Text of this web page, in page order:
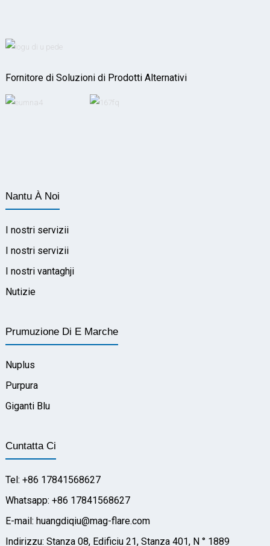
Fornitore di Soluzioni di Prodotti Alternativi
Nantu À Noi
I nostri servizii
I nostri servizii
I nostri vantaghji
Nutizie
Prumuzione Di E Marche
Nuplus
Purpura
Giganti Blu
Cuntatta Ci
Tel: +86 17841568627
Whatsapp: +86 17841568627
E-mail: huangdiqiu@mag-flare.com
Indirizzu: Stanza 08, Edificiu 21, Stanza 401, N ° 1889